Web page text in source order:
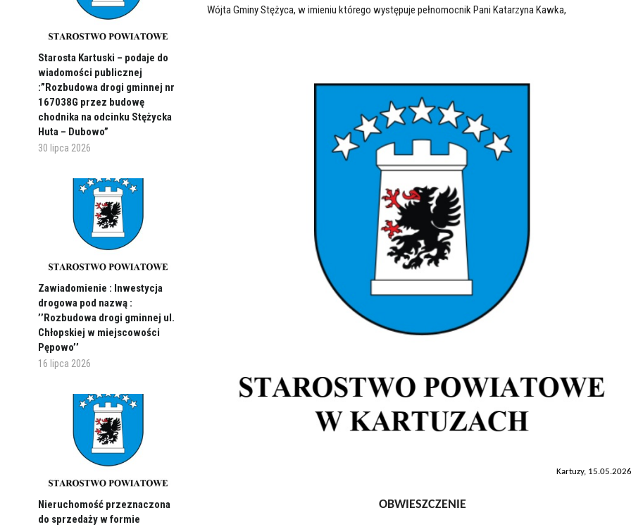
Starosta Kartuski – podaje do
wiadomości publicznej
:”Rozbudowa drogi gminnej nr
167038G przez budowę
chodnika na odcinku Stężycka
Huta – Dubowo”
30 lipca 2026
Zawiadomienie : Inwestycja
drogowa pod nazwą :
’’Rozbudowa drogi gminnej ul.
Chłopskiej w miejscowości
Pępowo’’
16 lipca 2026
Nieruchomość przeznaczona
do sprzedaży w formie
Wójta Gminy Stężyca, w imieniu którego występuje pełnomocnik Pani Katarzyna Kawka,
Kartuzy,
OBWIESZCZENIE